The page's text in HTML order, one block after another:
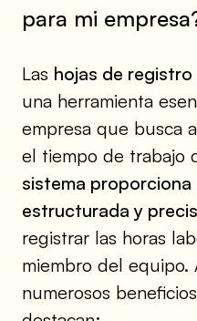
para mi
Las hojas de
una herramienta
empresa que busca
el tiempo de trabajo
sistema proporciona
estructurada y
registrar las horas
miembro del equipo.
numerosos